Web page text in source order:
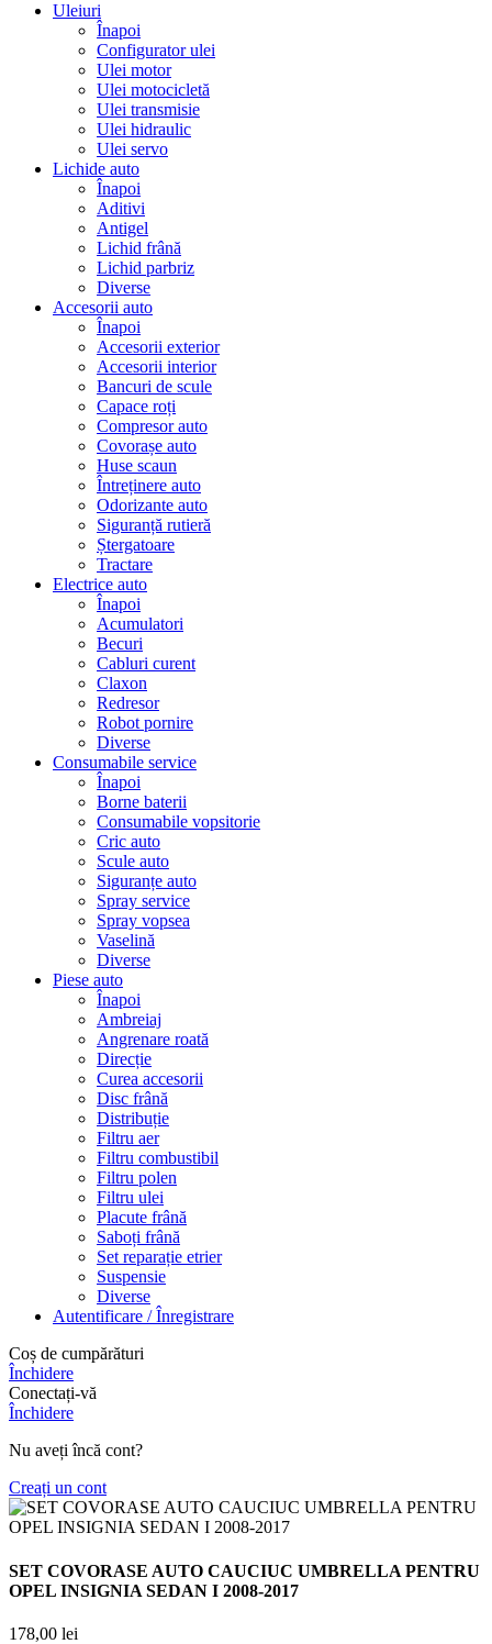
Uleiuri
Înapoi
Configurator ulei
Ulei motor
Ulei motocicletă
Ulei transmisie
Ulei hidraulic
Ulei servo
Lichide auto
Înapoi
Aditivi
Antigel
Lichid frână
Lichid parbriz
Diverse
Accesorii auto
Înapoi
Accesorii exterior
Accesorii interior
Bancuri de scule
Capace roți
Compresor auto
Covorașe auto
Huse scaun
Întreținere auto
Odorizante auto
Siguranță rutieră
Ștergatoare
Tractare
Electrice auto
Înapoi
Acumulatori
Becuri
Cabluri curent
Claxon
Redresor
Robot pornire
Diverse
Consumabile service
Înapoi
Borne baterii
Consumabile vopsitorie
Cric auto
Scule auto
Siguranțe auto
Spray service
Spray vopsea
Vaselină
Diverse
Piese auto
Înapoi
Ambreiaj
Angrenare roată
Direcție
Curea accesorii
Disc frână
Distribuție
Filtru aer
Filtru combustibil
Filtru polen
Filtru ulei
Placute frână
Saboți frână
Set reparație etrier
Suspensie
Diverse
Autentificare / Înregistrare
Coș de cumpărături
Închidere
Conectați-vă
Închidere
Nu aveți încă cont?
Creați un cont
SET COVORASE AUTO CAUCIUC UMBRELLA PENTRU
OPEL INSIGNIA SEDAN I 2008-2017
178,00 lei